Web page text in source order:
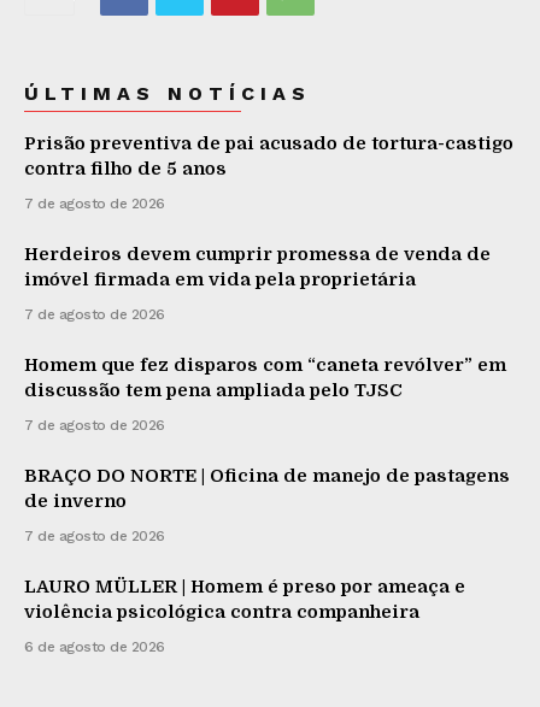
ÚLTIMAS NOTÍCIAS
Prisão preventiva de pai acusado de tortura-castigo
contra filho de 5 anos
7 de agosto de 2026
Herdeiros devem cumprir promessa de venda de
imóvel firmada em vida pela proprietária
7 de agosto de 2026
Homem que fez disparos com “caneta revólver” em
discussão tem pena ampliada pelo TJSC
7 de agosto de 2026
BRAÇO DO NORTE | Oficina de manejo de pastagens
de inverno
7 de agosto de 2026
LAURO MÜLLER | Homem é preso por ameaça e
violência psicológica contra companheira
6 de agosto de 2026